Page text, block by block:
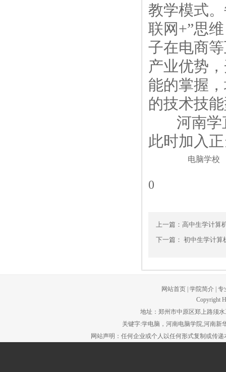
教学模式
联网+”思
子在电商
产业优势
能的掌握
的技术技
河南学
此时加入
电脑学校
0
上一篇： 高中生学计算
下一篇： 初中生学计算
网站首页 学院简介 专
Copyright
地址：郑州市中原区郑上路须水
关键字:学电脑，河南电脑学院,河南新
网站声明：任何企业或个人以任何形式复制或传